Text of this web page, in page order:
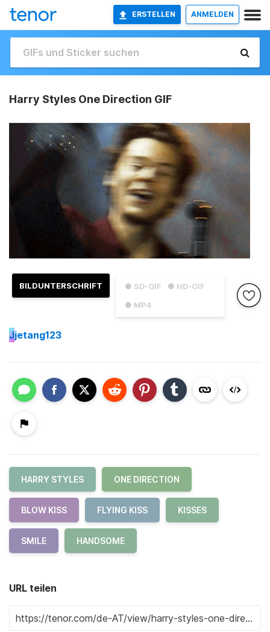
ERSTELLEN ANMELDEN
Harry Styles One Direction GIF
● SD-GIF
● HD-GIF
● MP4
BILDUNTERSCHRIFT
Jjetang123
HARRY STYLES ONE DIRECTION
BLOW KISS FLYING KISS KISSES
SMILE HANDSOME
URL teilen